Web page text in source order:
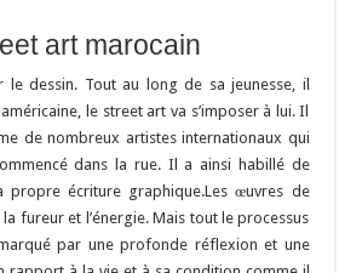
art marocain
le dessin. Tout au long de sa jeunesse, il
le street art va s’imposer à lui. Il
de nombreux artistes internationaux qui
dans la rue. Il a ainsi habillé de
propre écriture graphique.Les œuvres de
fureur et l’énergie. Mais tout le processus
par une profonde réflexion et une